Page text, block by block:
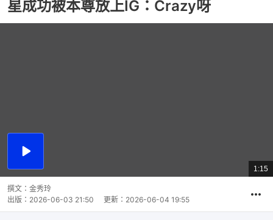
星成功被本尊放上IG：Crazy呀
播
總
共
1:15
撰文： 金秀玲
出版： 2026-06-03 21:50 更新： 2026-06-04 19:55